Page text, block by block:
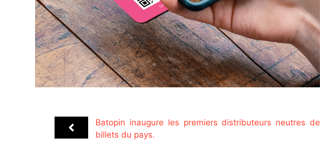
Batopin inaugure les premiers distributeurs neutres de
billets du pays.